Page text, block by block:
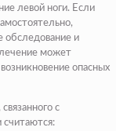
левой ноги. Если
обследование и
может
опасных
с